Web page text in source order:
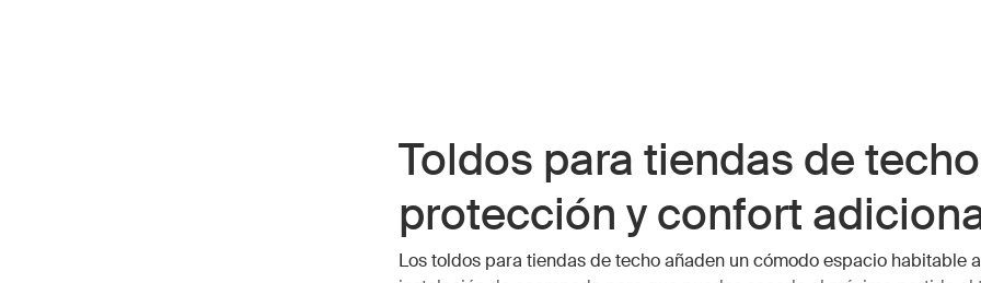
Toldos para tiendas de
protección y confort
Los toldos para tiendas de techo añaden un cómodo espacio habitable